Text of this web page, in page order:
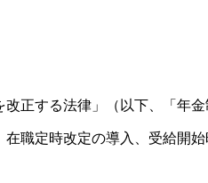
正する法律」（以下、「年金
職定時改定の導入、受給開